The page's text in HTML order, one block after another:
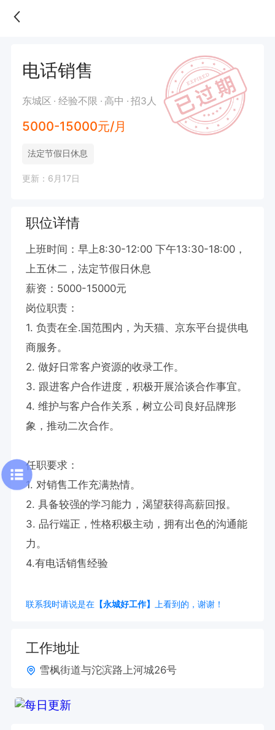
电话销售
东城区 经验不限 高中 招3人
5000-15000元/月
法定节假日休息
更新：6月17日
职位详情
上班时间：早上8:30-12:00 下午13:30-18:00，
上五休二，法定节假日休息
薪资：5000-15000元
岗位职责：
1. 负责在全.国范围内，为天猫、京东平台提供电
商服务。
2. 做好日常客户资源的收录工作。
3. 跟进客户合作进度，积极开展洽谈合作事宜。
4. 维护与客户合作关系，树立公司良好品牌形
象，推动二次合作。
任职要求：
1. 对销售工作充满热情。
2. 具备较强的学习能力，渴望获得高薪回报。
3. 品行端正，性格积极主动，拥有出色的沟通能
力。
4.有电话销售经验
联系我时请说是在【永城好工作】 上看到的，谢谢！
工作地址
雪枫街道与沱滨路上河城26号